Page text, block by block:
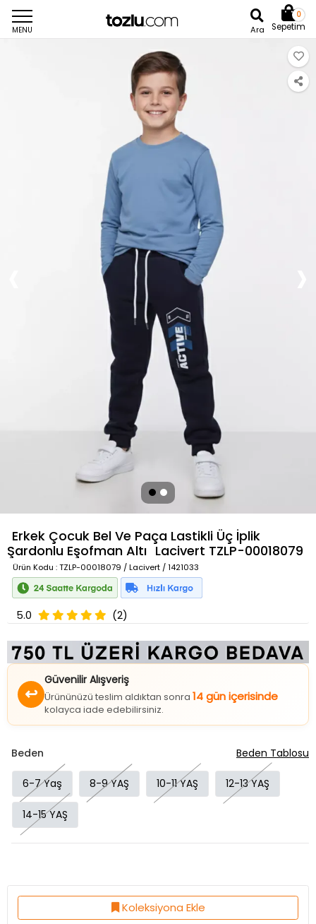
MENU Ara
0
Sepetim
Erkek Çocuk Bel Ve Paça Lastikli Üç İplik
Şardonlu Eşofman Altı Lacivert TZLP-00018079
Ürün Kodu : TZLP-00018079 / Lacivert / 1421033
5.0 (2)
Güvenilir Alışveriş
Ürününüzü teslim aldıktan sonra
kolayca iade edebilirsiniz.
6-7 Yaş 12-13 YAŞ
14-15 YAŞ
Koleksiyona Ekle